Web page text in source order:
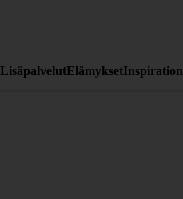
LisäpalvelutElämyksetInspiration